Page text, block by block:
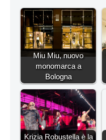
Miu Miu, nuovo
monomarca a
Bologna
Krizia Robustella è la